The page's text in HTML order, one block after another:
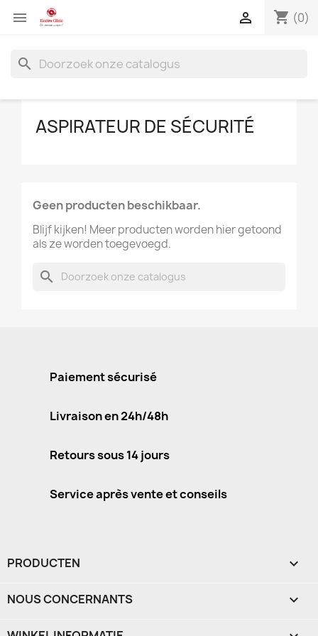
 shopping_cart (0)

search
ASPIRATEUR DE SÉCURITÉ
Geen producten beschikbaar.
Blijf kijken! Meer producten worden hier getoond
als ze worden toegevoegd.
search
Paiement sécurisé
Livraison en 24h/48h
Retours sous 14 jours
Service après vente et conseils
PRODUCTEN 
NOUS CONCERNANTS 